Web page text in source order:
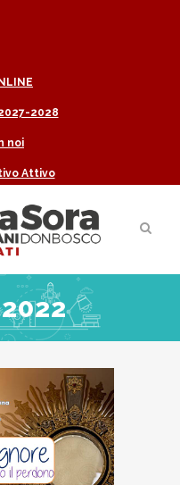
2028
noi
Attivo